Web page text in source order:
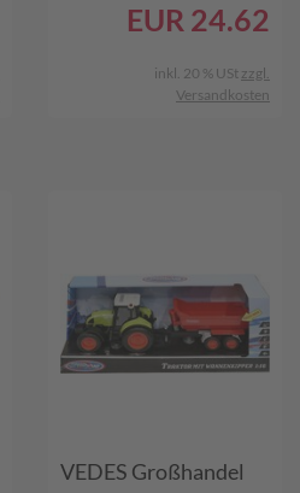
EUR 24.62
inkl. 20 % USt zzgl.
Versandkosten
VEDES Großhandel